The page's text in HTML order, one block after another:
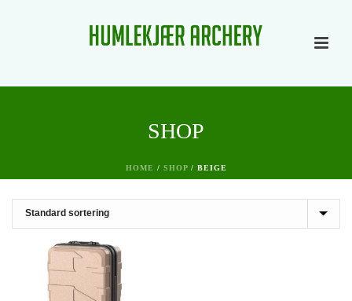
SHOP
HOME / SHOP/ BEIGE